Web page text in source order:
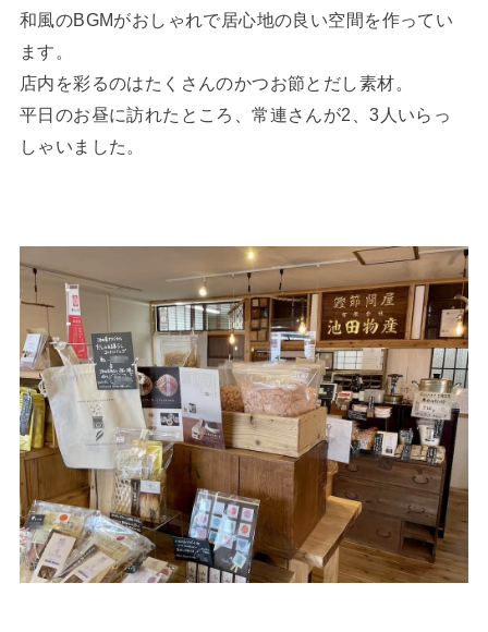
和風のBGMがおしゃれで居心地の良い空間を作ってい
ます。
店内を彩るのはたくさんのかつお節とだし素材。
平日のお昼に訪れたところ、常連さんが2、3人いらっ
しゃいました。